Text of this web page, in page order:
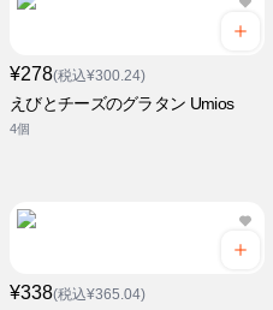
¥278(税込¥300.24)
えびとチーズのグラタン Umios
4個
¥338(税込¥365.04)